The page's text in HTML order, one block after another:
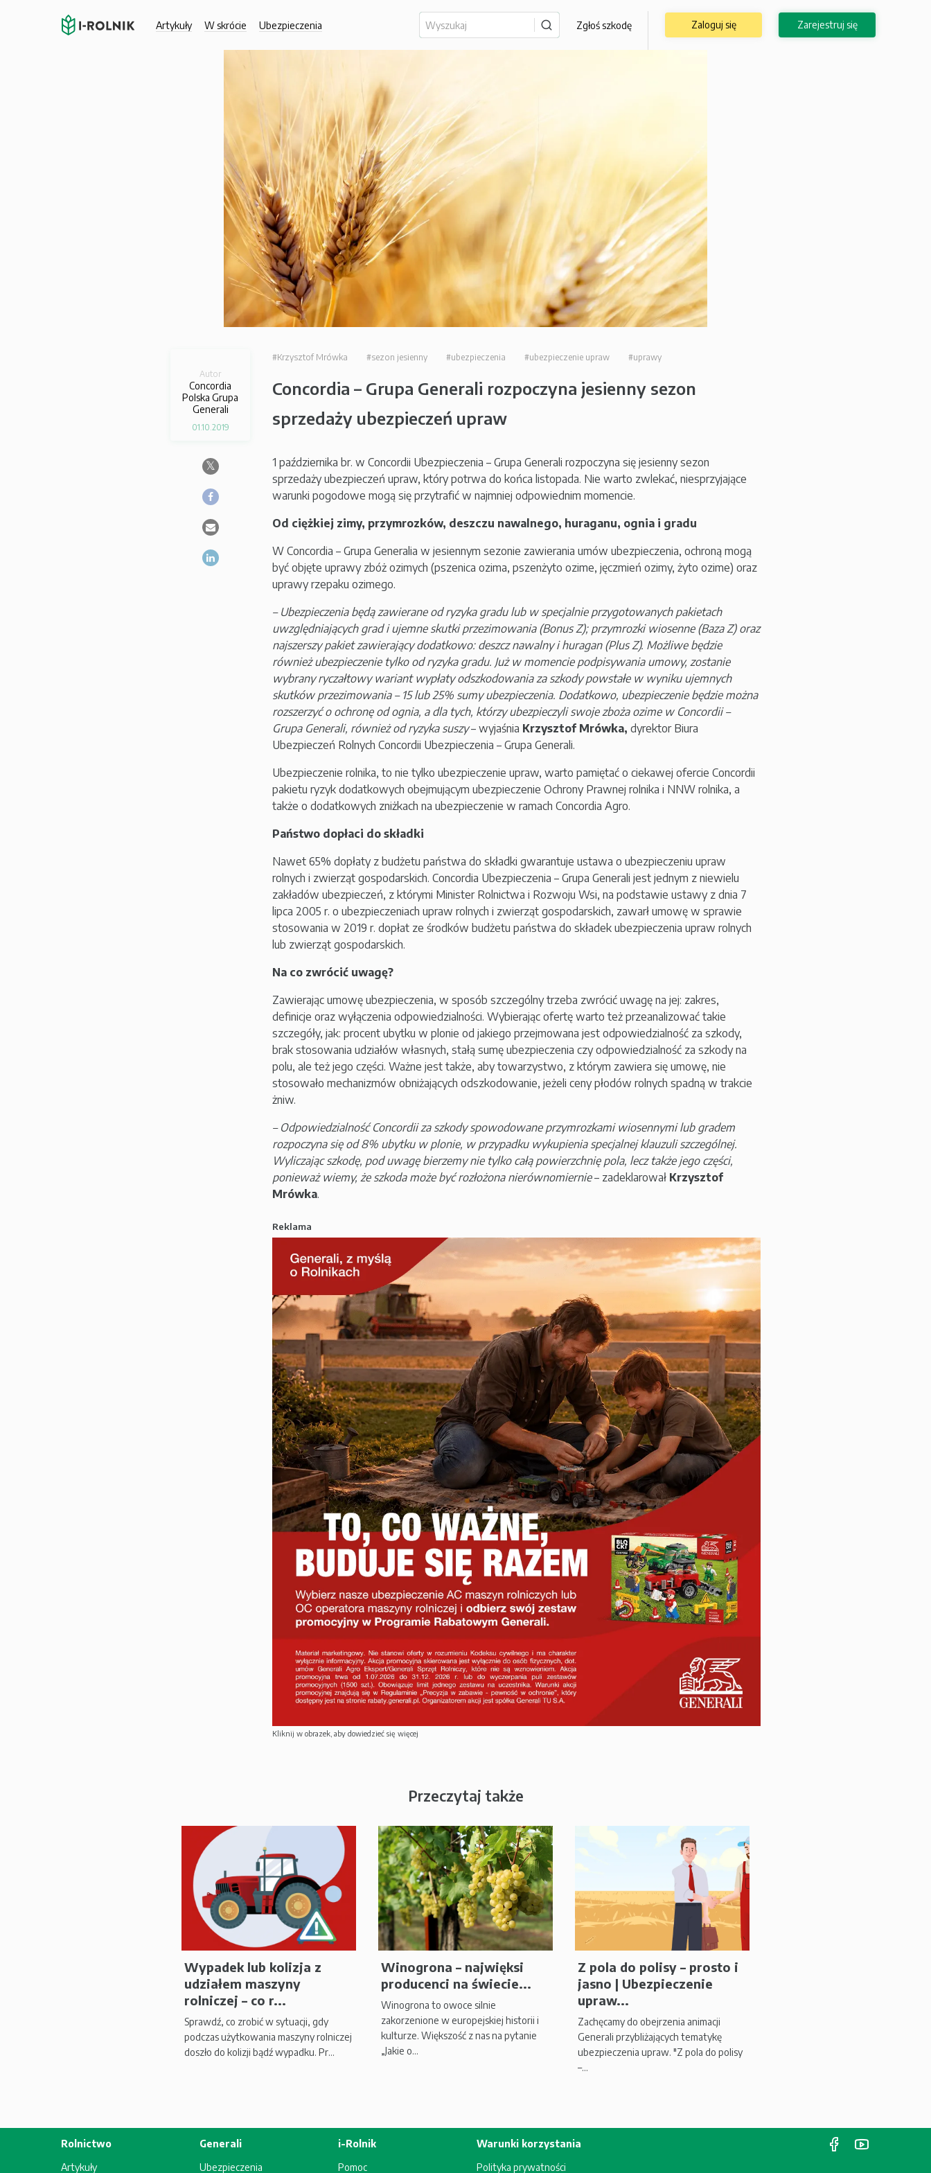
Artykuły W skrócie Ubezpieczenia Zgłoś szkodę Zaloguj się Zarejestruj się
Autor
Concordia
Polska Grupa
Generali
01.10.2019
#Krzysztof Mrówka #sezon jesienny #ubezpieczenia #ubezpieczenie upraw #uprawy
Concordia – Grupa Generali rozpoczyna jesienny sezon
sprzedaży ubezpieczeń upraw
1 października br. w Concordii Ubezpieczenia – Grupa Generali rozpoczyna się jesienny sezon
sprzedaży ubezpieczeń upraw, który potrwa do końca listopada. Nie warto zwlekać, niesprzyjające
warunki pogodowe mogą się przytrafić w najmniej odpowiednim momencie.
Od ciężkiej zimy, przymrozków, deszczu nawalnego, huraganu, ognia i gradu
W Concordia – Grupa Generalia w jesiennym sezonie zawierania umów ubezpieczenia, ochroną mogą
być objęte uprawy zbóż ozimych (pszenica ozima, pszenżyto ozime, jęczmień ozimy, żyto ozime) oraz
uprawy rzepaku ozimego.
– Ubezpieczenia będą zawierane od ryzyka gradu lub w specjalnie przygotowanych pakietach
uwzględniających grad i ujemne skutki przezimowania (Bonus Z); przymrozki wiosenne (Baza Z) oraz
najszerszy pakiet zawierający dodatkowo: deszcz nawalny i huragan (Plus Z). Możliwe będzie
również ubezpieczenie tylko od ryzyka gradu. Już w momencie podpisywania umowy, zostanie
wybrany ryczałtowy wariant wypłaty odszkodowania za szkody powstałe w wyniku ujemnych
skutków przezimowania – 15 lub 25% sumy ubezpieczenia. Dodatkowo, ubezpieczenie będzie można
rozszerzyć o ochronę od ognia, a dla tych, którzy ubezpieczyli swoje zboża ozime w Concordii –
Grupa Generali, również od ryzyka suszy– wyjaśnia Krzysztof Mrówka, dyrektor Biura
Ubezpieczeń Rolnych Concordii Ubezpieczenia – Grupa Generali.
Ubezpieczenie rolnika, to nie tylko ubezpieczenie upraw, warto pamiętać o ciekawej ofercie Concordii
pakietu ryzyk dodatkowych obejmującym ubezpieczenie Ochrony Prawnej rolnika i NNW rolnika, a
także o dodatkowych zniżkach na ubezpieczenie w ramach Concordia Agro.
Państwo dopłaci do składki
Nawet 65% dopłaty z budżetu państwa do składki gwarantuje ustawa o ubezpieczeniu upraw
rolnych i zwierząt gospodarskich. Concordia Ubezpieczenia – Grupa Generali jest jednym z niewielu
zakładów ubezpieczeń, z którymi Minister Rolnictwa i Rozwoju Wsi, na podstawie ustawy z dnia 7
lipca 2005 r. o ubezpieczeniach upraw rolnych i zwierząt gospodarskich, zawarł umowę w sprawie
stosowania w 2019 r. dopłat ze środków budżetu państwa do składek ubezpieczenia upraw rolnych
lub zwierząt gospodarskich.
Na co zwrócić uwagę?
Zawierając umowę ubezpieczenia, w sposób szczególny trzeba zwrócić uwagę na jej: zakres,
definicje oraz wyłączenia odpowiedzialności. Wybierając ofertę warto też przeanalizować takie
szczegóły, jak: procent ubytku w plonie od jakiego przejmowana jest odpowiedzialność za szkody,
brak stosowania udziałów własnych, stałą sumę ubezpieczenia czy odpowiedzialność za szkody na
polu, ale też jego części. Ważne jest także, aby towarzystwo, z którym zawiera się umowę, nie
stosowało mechanizmów obniżających odszkodowanie, jeżeli ceny płodów rolnych spadną w trakcie
żniw.
– Odpowiedzialność Concordii za szkody spowodowane przymrozkami wiosennymi lub gradem
rozpoczyna się od 8% ubytku w plonie, w przypadku wykupienia specjalnej klauzuli szczególnej.
Wyliczając szkodę, pod uwagę bierzemy nie tylko całą powierzchnię pola, lecz także jego części,
ponieważ wiemy, że szkoda może być rozłożona nierównomiernie– zadeklarował Krzysztof
Mrówka.
Reklama
Kliknij w obrazek, aby dowiedzieć się więcej
Przeczytaj także
Wypadek lub kolizja z
udziałem maszyny
rolniczej – co r...
Sprawdź, co zrobić w sytuacji, gdy
podczas użytkowania maszyny rolniczej
doszło do kolizji bądź wypadku. Pr...
Winogrona – najwięksi
producenci na świecie...
Winogrona to owoce silnie
zakorzenione w europejskiej historii i
kulturze. Większość z nas na pytanie
„Jakie o...
Z pola do polisy – prosto i
jasno | Ubezpieczenie
upraw...
Zachęcamy do obejrzenia animacji
Generali przybliżających tematykę
ubezpieczenia upraw. "Z pola do polisy
–...
Rolnictwo
Artykuły
Generali
Ubezpieczenia
i-Rolnik
Pomoc
Warunki korzystania
Polityka prywatności